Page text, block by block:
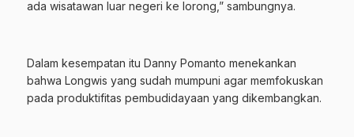
ada wisatawan luar negeri ke lorong,” sambungnya.
Dalam kesempatan itu Danny Pomanto menekankan
bahwa Longwis yang sudah mumpuni agar memfokuskan
pada produktifitas pembudidayaan yang dikembangkan.